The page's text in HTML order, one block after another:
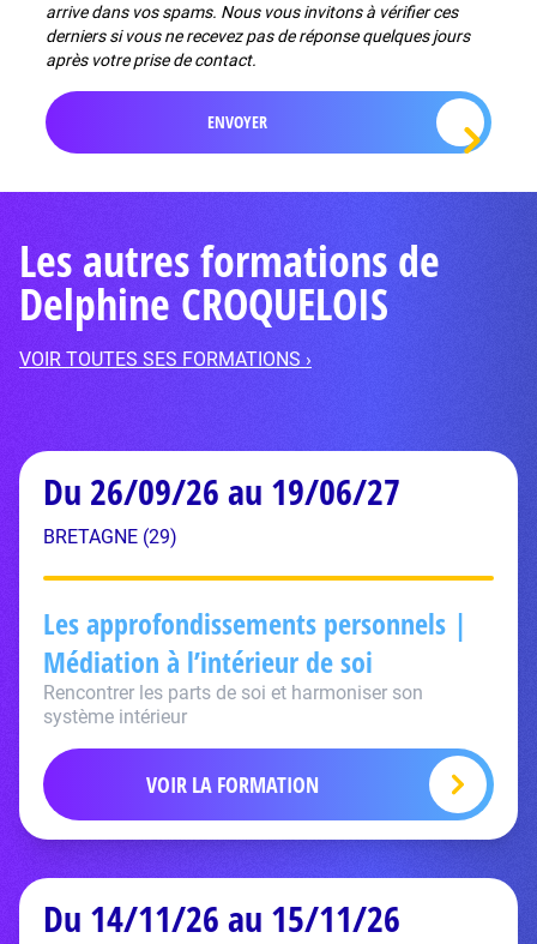
arrive dans vos spams. Nous vous invitons à vérifier ces
derniers si vous ne recevez pas de réponse quelques jours
après votre prise de contact.
Les autres formations de
Delphine CROQUELOIS
VOIR TOUTES SES FORMATIONS ›
Du 26/09/26 au 19/06/27
BRETAGNE (29)
Les approfondissements personnels |
Médiation à l’intérieur de soi
Rencontrer les parts de soi et harmoniser son
système intérieur
VOIR LA FORMATION
Du 14/11/26 au 15/11/26